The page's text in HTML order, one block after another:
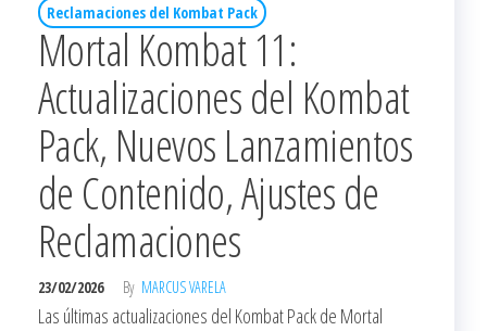
Reclamaciones del Kombat Pack
Mortal Kombat 11:
Actualizaciones del Kombat
Pack, Nuevos Lanzamientos
de Contenido, Ajustes de
Reclamaciones
23/02/2026 By MARCUS VARELA
Las últimas actualizaciones del Kombat Pack de Mortal